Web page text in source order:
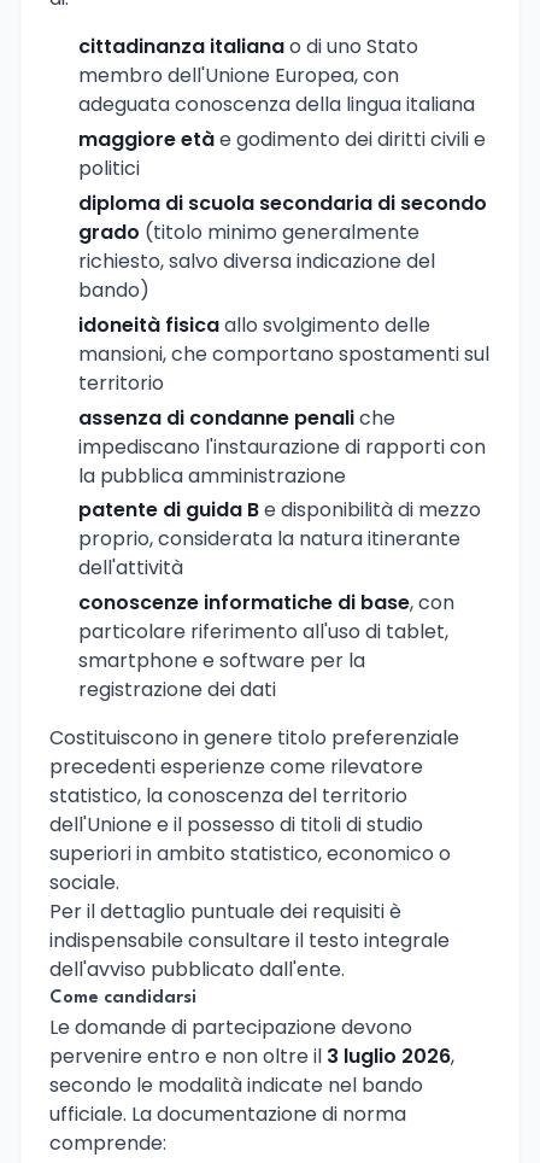
cittadinanza italianao di uno Stato
membro dell'Unione Europea, con
adeguata conoscenza della lingua italiana
maggiore etàe godimento dei diritti civili e
politici
diploma di scuola secondaria di secondo
grado (titolo minimo generalmente
richiesto, salvo diversa indicazione del
bando)
idoneità fisicaallo svolgimento delle
mansioni, che comportano spostamenti sul
territorio
assenza di condanne penaliche
impediscano l'instaurazione di rapporti con
la pubblica amministrazione
patente di guida Be disponibilità di mezzo
proprio, considerata la natura itinerante
dell'attività
conoscenze informatiche di base, con
particolare riferimento all'uso di tablet,
smartphone e software per la
registrazione dei dati
Costituiscono in genere titolo preferenziale
precedenti esperienze come rilevatore
statistico, la conoscenza del territorio
dell'Unione e il possesso di titoli di studio
superiori in ambito statistico, economico o
sociale.
Per il dettaglio puntuale dei requisiti è
indispensabile consultare il testo integrale
dell'avviso pubblicato dall'ente.
Come candidarsi
Le domande di partecipazione devono
pervenire entro e non oltre il 3 luglio 2026,
secondo le modalità indicate nel bando
ufficiale. La documentazione di norma
comprende: